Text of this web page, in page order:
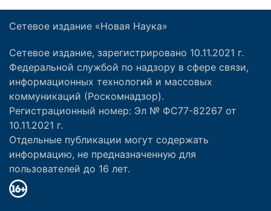
Сетевое издание «Новая Наука»
Сетевое издание, зарегистрировано 10.11.2021 г.
Федеральной службой по надзору в сфере связи,
информационных технологий и массовых
коммуникаций (Роскомнадзор).
Регистрационный номер: Эл № ФС77-82267 от
10.11.2021 г.
Отдельные публикации могут содержать
информацию, не предназначенную для
пользователей до 16 лет.